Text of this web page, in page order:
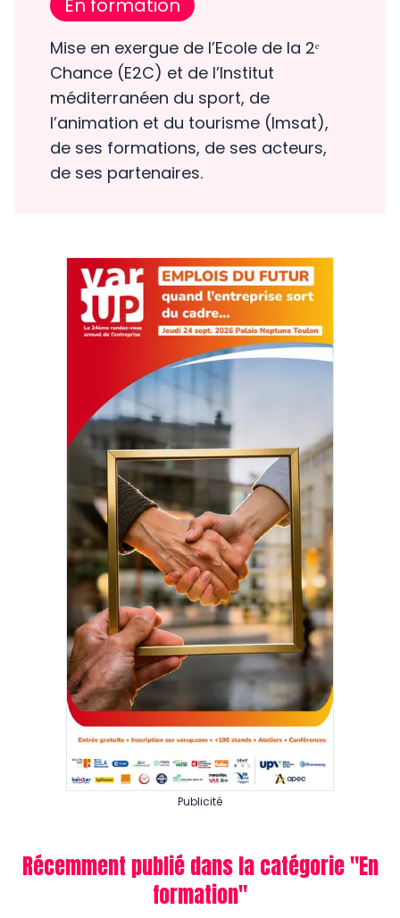
En formation
Mise en exergue de l’Ecole de la 2ᵉ
Chance (E2C) et de l’Institut
méditerranéen du sport, de
l’animation et du tourisme (Imsat),
de ses formations, de ses acteurs,
de ses partenaires.
Publicité
Récemment publié dans la catégorie "En
formation"